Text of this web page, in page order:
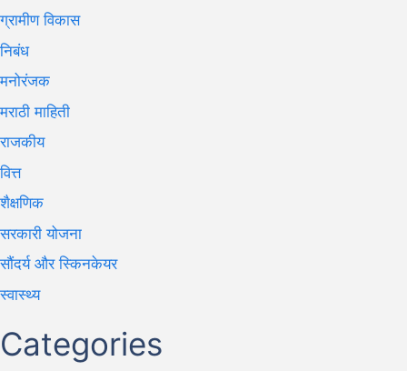
ग्रामीण विकास
निबंध
मनोरंजक
मराठी माहिती
राजकीय
वित्त
शैक्षणिक
सरकारी योजना
सौंदर्य और स्किनकेयर
स्वास्थ्य
Categories